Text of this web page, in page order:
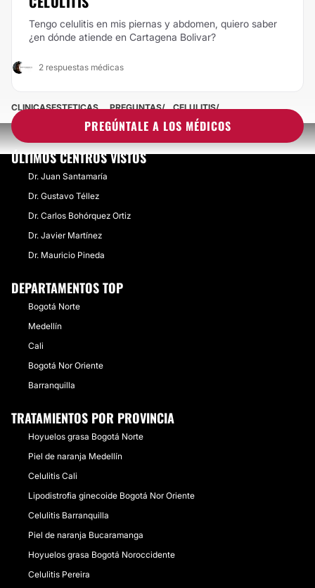
Tengo celulitis en mis piernas y abdomen, quiero saber
¿en dónde atiende en Cartagena Bolivar?
2 respuestas médicas
PREGÚNTALE A LOS MÉDICOS
CLINICASESTETICAS PREGUNTAS CELULITIS
ÚLTIMOS CENTROS VISTOS
Dr. Juan Santamaría
Dr. Gustavo Téllez
Dr. Carlos Bohórquez Ortiz
Dr. Javier Martínez
Dr. Mauricio Pineda
DEPARTAMENTOS TOP
Bogotá Norte
Medellín
Cali
Bogotá Nor Oriente
Barranquilla
TRATAMIENTOS POR PROVINCIA
Hoyuelos grasa Bogotá Norte
Piel de naranja Medellín
Celulitis Cali
Lipodistrofia ginecoide Bogotá Nor Oriente
Celulitis Barranquilla
Piel de naranja Bucaramanga
Hoyuelos grasa Bogotá Noroccidente
Celulitis Pereira